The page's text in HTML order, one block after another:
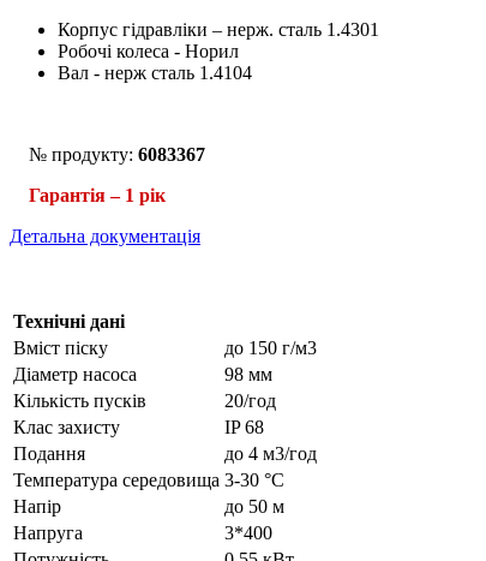
Корпус гідравліки – нерж. сталь 1.4301
Робочі колеса - Норил
Вал - нерж сталь 1.4104
№ продукту: 6083367
Гарантія – 1 рік
Детальна документація
Технічні дані
Вміст піску
до 150 г/м3
Діаметр насоса
98 мм
Кількість пусків
20/год
Клас захисту
IP 68
Подання
до 4 м3/год
Температура середовища 3-30 °C
Напір
до 50 м
Напруга
3*400